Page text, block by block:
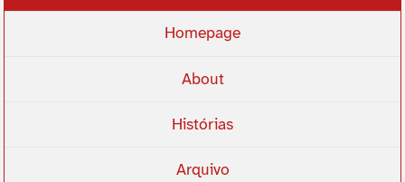
Homepage
About
Histórias
Arquivo